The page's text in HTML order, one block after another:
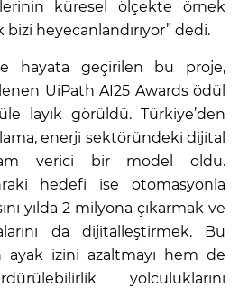
küresel ölçekte örnek
heyecanlandırıyor” dedi.
hayata geçirilen bu proje,
UiPath AI25 Awards ödül
layık görüldü. Türkiye’den
enerji sektöründeki dijital
verici bir model oldu.
hedefi ise otomasyonla
yılda 2 milyona çıkarmak ve
da dijitalleştirmek. Bu
izini azaltmayı hem de
yolculuklarını